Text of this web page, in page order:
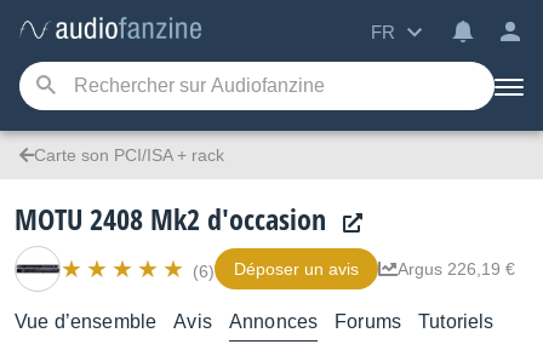
FR
Carte son PCI/ISA + rack
MOTU 2408 Mk2 d'occasion
(6) Déposer un avis Argus 226,19 €
Vue d’ensemble Avis Annonces Forums Tutoriels